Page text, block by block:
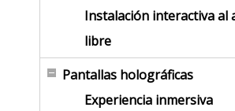
Instalación interactiva al
libre
Pantallas holográficas
Experiencia inmersiva